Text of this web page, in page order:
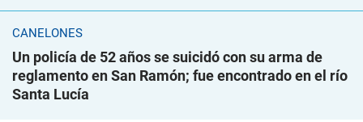
CANELONES
Un policía de 52 años se suicidó con su arma de
reglamento en San Ramón; fue encontrado en el río
Santa Lucía